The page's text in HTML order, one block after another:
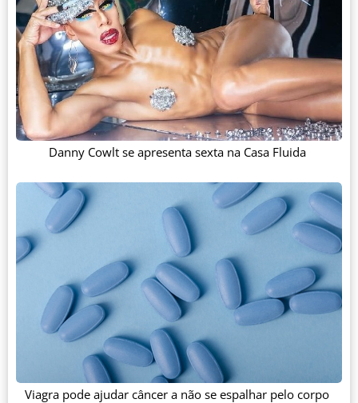
Danny Cowlt se apresenta sexta na Casa Fluida
Viagra pode ajudar câncer a não se espalhar pelo corpo